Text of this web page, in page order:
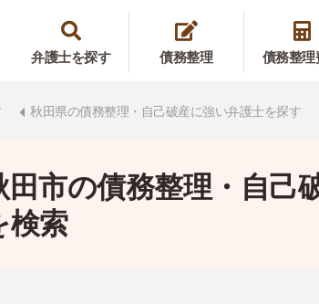
弁護士を探す 債務整理 債務整理
秋田県の債務整理・自己破産に強い弁護士を探す
田市の債務整理・自己
検索